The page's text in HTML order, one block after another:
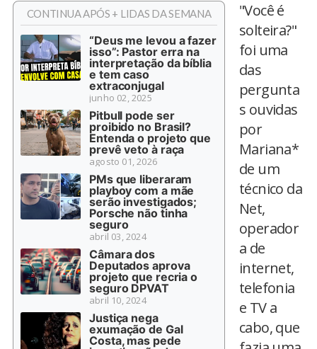
CONTINUA APÓS + LIDAS DA SEMANA
“Deus me levou a fazer
isso”: Pastor erra na
interpretação da bíblia
e tem caso
extraconjugal
junho 02, 2025
Pitbull pode ser
proibido no Brasil?
Entenda o projeto que
prevê veto à raça
agosto 01, 2026
PMs que liberaram
playboy com a mãe
serão investigados;
Porsche não tinha
seguro
abril 03, 2024
Câmara dos
Deputados aprova
projeto que recria o
seguro DPVAT
abril 10, 2024
Justiça nega
exumação de Gal
Costa, mas pede
"Você é
solteira?"
foi uma
das
pergunta
s ouvidas
por
Mariana*
de um
técnico da
Net,
operador
a de
internet,
telefonia
e TV a
cabo, que